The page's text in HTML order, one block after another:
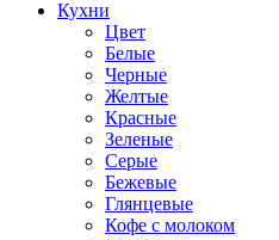
Кухни
Цвет
Белые
Черные
Желтые
Красные
Зеленые
Серые
Бежевые
Глянцевые
Кофе с молоком